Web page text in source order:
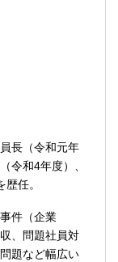
長（令和元年
令和4年度）、
任。
件（企業
、問題社員対
題など幅広い